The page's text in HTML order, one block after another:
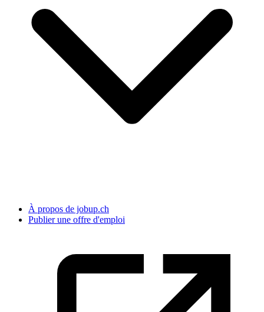
À propos de jobup.ch
Publier une offre d'emploi